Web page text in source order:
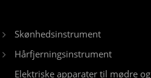
Skønhedsinstrument
Hårfjerningsinstrument
Elektriske apparater til mødre og